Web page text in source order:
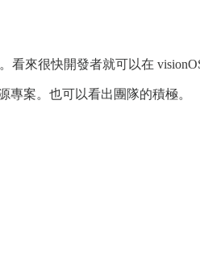
看來很快開發者就可以在
專案。也可以看出團隊的積極。